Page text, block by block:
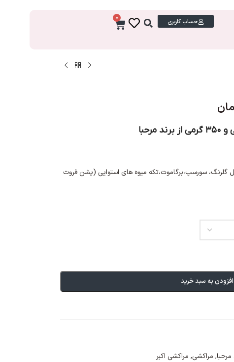
حساب کاربری 0
گلرنگ، سورسپ،برگاموت،تکه میوه های استوایی (پشن فروت
افزودن به سبد خرید
, مراکشی, مراکشی اکبر